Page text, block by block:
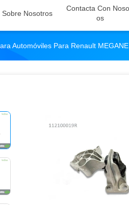
Sobre Nosotros
Contacta Con
Os
Automóviles Para Renault